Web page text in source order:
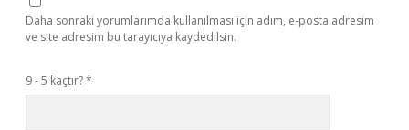
Daha sonraki yorumlarımda kullanılması için adım, e-posta adresim
ve site adresim bu tarayıcıya kaydedilsin.
9 - 5 kaçtır?*